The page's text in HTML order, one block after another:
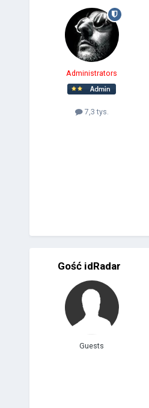
Administrators
7,3 tys.
Gość idRadar
Guests